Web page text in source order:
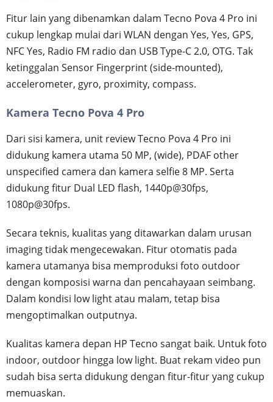
Fitur lain yang dibenamkan dalam Tecno Pova 4 Pro ini
cukup lengkap mulai dari WLAN dengan Yes, Yes, GPS,
NFC Yes, Radio FM radio dan USB Type-C 2.0, OTG. Tak
ketinggalan Sensor Fingerprint (side-mounted),
accelerometer, gyro, proximity, compass.
Kamera Tecno Pova 4 Pro
Dari sisi kamera, unit review Tecno Pova 4 Pro ini
didukung kamera utama 50 MP, (wide), PDAF other
unspecified camera dan kamera selfie 8 MP. Serta
didukung fitur Dual LED flash, 1440p@30fps,
1080p@30fps.
Secara teknis, kualitas yang ditawarkan dalam urusan
imaging tidak mengecewakan. Fitur otomatis pada
kamera utamanya bisa memproduksi foto outdoor
dengan komposisi warna dan pencahayaan seimbang.
Dalam kondisi low light atau malam, tetap bisa
mengoptimalkan outputnya.
Kualitas kamera depan HP Tecno sangat baik. Untuk foto
indoor, outdoor hingga low light. Buat rekam video pun
sudah bisa serta didukung dengan fitur-fitur yang cukup
memuaskan.